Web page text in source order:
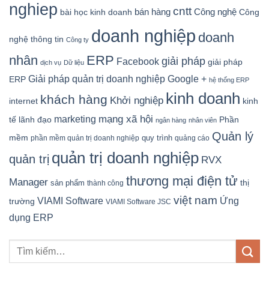
nghiep bài học kinh doanh bán hàng cntt Công nghệ Công
nghệ thông tin Công ty doanh nghiệp doanh
nhân dịch vụ Dữ liệu ERP Facebook giải pháp giải pháp
ERP Giải pháp quản trị doanh nghiệp Google + hệ thống ERP
internet khách hàng Khởi nghiệp kinh doanh kinh
tế lãnh đạo marketing mạng xã hội ngân hàng nhân viên Phần
mềm phần mềm quản trị doanh nghiệp quy trình quảng cáo Quản lý
quản trị quản trị doanh nghiệp RVX
Manager sản phẩm thành công thương mại điện tử thị
trường VIAMI Software VIAMI Software JSC việt nam Ứng
dụng ERP